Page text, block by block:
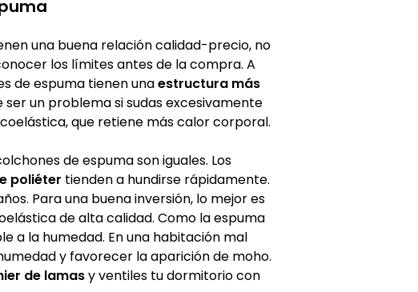
una buena relación calidad-precio, no
los límites antes de la compra. A
de espuma tienen unaestructura más
un problema si sudas excesivamente
que retiene más calor corporal.
de espuma son iguales. Los
poliéter tienden a hundirse rápidamente.
Para una buena inversión, lo mejor es
de alta calidad. Como la espuma
a la humedad. En una habitación mal
y favorecer la aparición de moho.
de lamasy ventiles tu dormitorio con